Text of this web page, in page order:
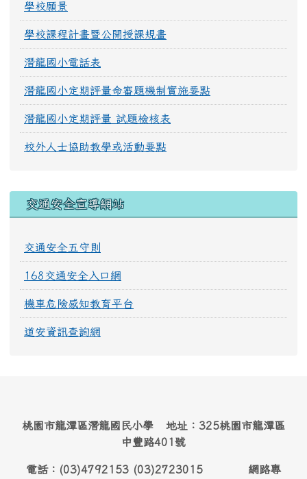
學校願景
學校課程計畫暨公開授課規畫
潛龍國小電話表
潛龍國小定期評量命審題機制實施要點
潛龍國小定期評量 試題檢核表
校外人士協助教學或活動要點
交通安全宣導網站
交通安全五守則
168交通安全入口網
機車危險感知教育平台
道安資訊查詢網
桃園市龍潭區潛龍國民小學 地址：325桃園市龍潭區
中豐路401號
電話：(03)4792153 (03)2723015 網路專